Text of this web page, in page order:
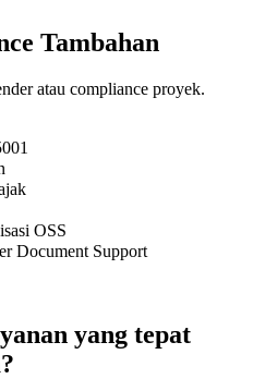
Tambahan
atau compliance proyek.
OSS
Document Support
yang tepat